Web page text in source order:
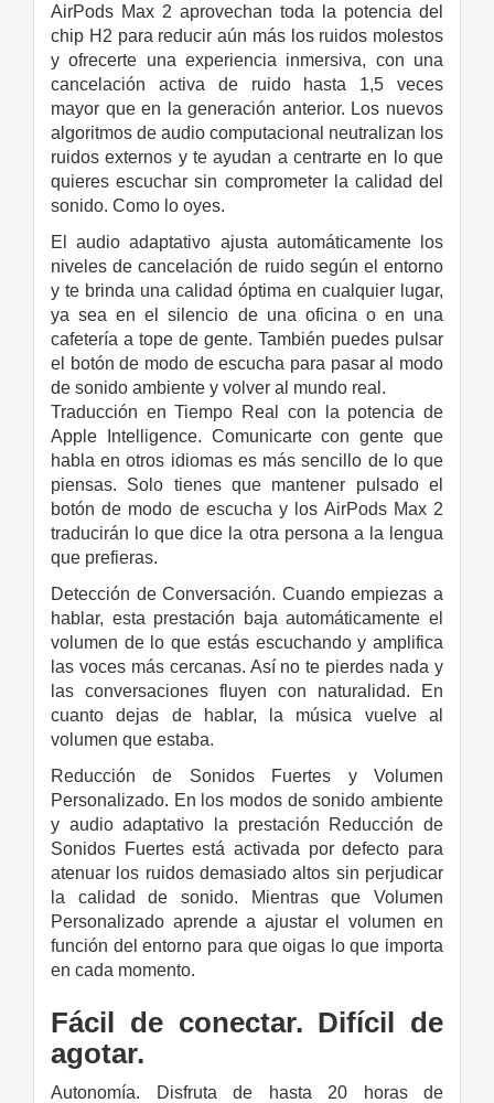
AirPods Max 2 aprovechan toda la potencia del
chip H2 para reducir aún más los ruidos molestos
y ofrecerte una experiencia inmersiva, con una
cancelación activa de ruido hasta 1,5 veces
mayor que en la generación anterior. Los nuevos
algoritmos de audio computacional neutralizan los
ruidos externos y te ayudan a centrarte en lo que
quieres escuchar sin comprometer la calidad del
sonido. Como lo oyes.
El audio adaptativo ajusta automáticamente los
niveles de cancelación de ruido según el entorno
y te brinda una calidad óptima en cualquier lugar,
ya sea en el silencio de una oficina o en una
cafetería a tope de gente. También puedes pulsar
el botón de modo de escucha para pasar al modo
de sonido ambiente y volver al mundo real.
Traducción en Tiempo Real con la potencia de
Apple Intelligence. Comunicarte con gente que
habla en otros idiomas es más sencillo de lo que
piensas. Solo tienes que mantener pulsado el
botón de modo de escucha y los AirPods Max 2
traducirán lo que dice la otra persona a la lengua
que prefieras.
Detección de Conversación. Cuando empiezas a
hablar, esta prestación baja automáticamente el
volumen de lo que estás escuchando y amplifica
las voces más cercanas. Así no te pierdes nada y
las conversaciones fluyen con naturalidad. En
cuanto dejas de hablar, la música vuelve al
volumen que estaba.
Reducción de Sonidos Fuertes y Volumen
Personalizado. En los modos de sonido ambiente
y audio adaptativo la prestación Reducción de
Sonidos Fuertes está activada por defecto para
atenuar los ruidos demasiado altos sin perjudicar
la calidad de sonido. Mientras que Volumen
Personalizado aprende a ajustar el volumen en
función del entorno para que oigas lo que importa
en cada momento.
Fácil de conectar. Difícil de
agotar.
Autonomía. Disfruta de hasta 20 horas de